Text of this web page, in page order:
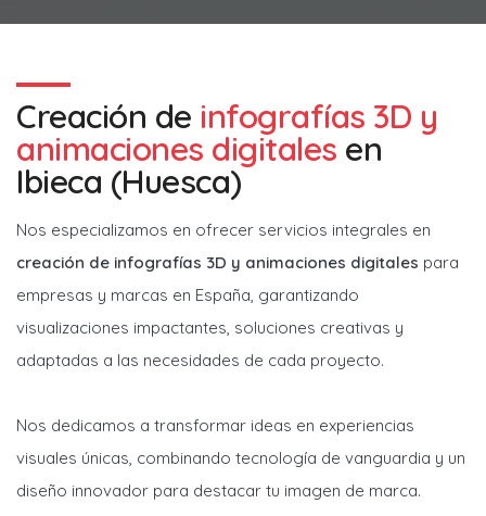
Creación de infografías 3D y
animaciones digitales en
Ibieca (Huesca)
Nos especializamos en ofrecer servicios integrales en
creación de infografías 3D y animaciones digitales para
empresas y marcas en España, garantizando
visualizaciones impactantes, soluciones creativas y
adaptadas a las necesidades de cada proyecto.
Nos dedicamos a transformar ideas en experiencias
visuales únicas, combinando tecnología de vanguardia y un
diseño innovador para destacar tu imagen de marca.